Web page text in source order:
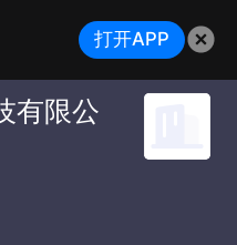
有限公
打开APP